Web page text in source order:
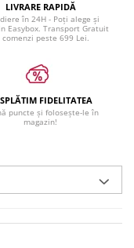
LIVRARE RAPIDĂ
în 24H - Poți alege și
Easybox. Transport Gratuit
comenzi peste 699 Lei.
FIDELITATEA
puncte și folosește-le în
magazin!